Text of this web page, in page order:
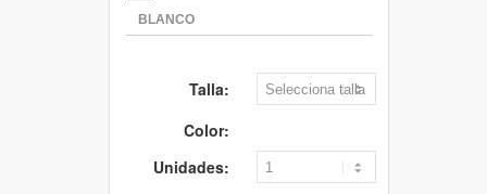
Talla:
Color:
Unidades: